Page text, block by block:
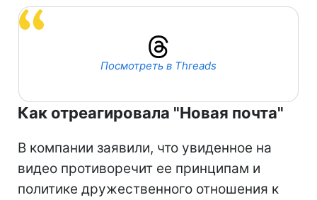
Посмотреть в Threads
Как отреагировала "Новая почта"
В компании заявили, что увиденное на
видео противоречит ее принципам и
политике дружественного отношения к